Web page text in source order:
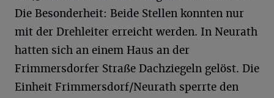
Die Besonderheit: Beide Stellen konnten nur
mit der Drehleiter erreicht werden. In Neurath
hatten sich an einem Haus an der
Frimmersdorfer Straße Dachziegeln gelöst. Die
Einheit Frimmersdorf/Neurath sperrte den